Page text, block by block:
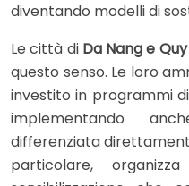
diventando modelli di
Le città di Da Nang e
questo senso. Le loro
investito in programmi
implementando
differenziata
particolare,